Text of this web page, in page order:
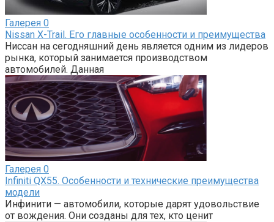
Галерея 0
Nissan X-Trail. Его главные особенности и преимущества
Ниссан на сегодняшний день является одним из лидеров
рынка, который занимается производством
автомобилей. Данная
Галерея 0
Infiniti QX55. Особенности и технические преимущества
модели
Инфинити — автомобили, которые дарят удовольствие
от вождения. Они созданы для тех, кто ценит